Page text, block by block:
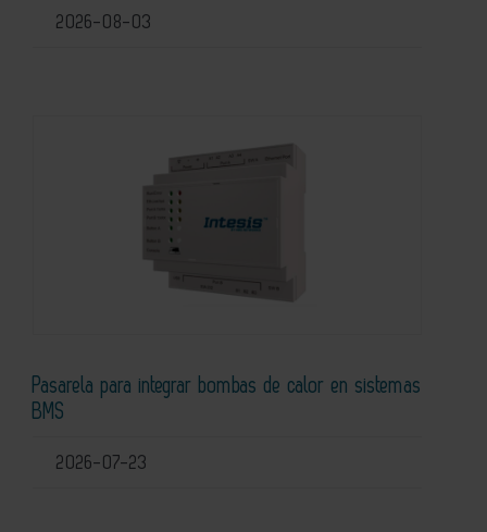
2026-08-03
Pasarela para integrar bombas de calor en sistemas
BMS
2026-07-23